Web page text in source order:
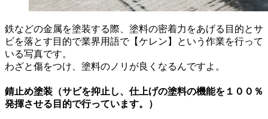
鉄などの金属を塗装する際、塗料の密着力をあげる目的とサ
ビを落とす目的で業界用語で【ケレン】という作業を行って
いる写真です。
わざと傷をつけ、塗料のノリが良くなるんですよ。
錆止め塗装（サビを抑止し、仕上げの塗料の機能を１００％
発揮させる目的で行っています。）